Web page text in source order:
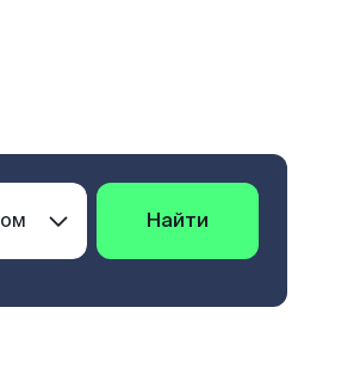
Найти